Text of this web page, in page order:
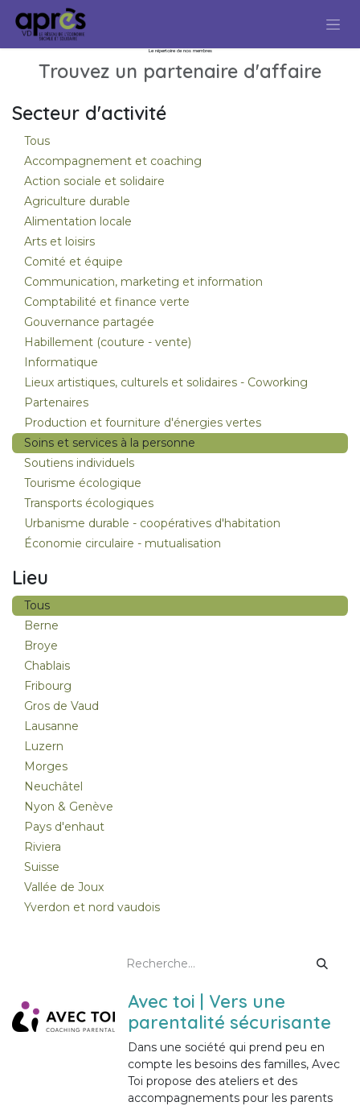
Se rendre au contenu
Le répertoire de nos membres
Trouvez un partenaire d'affaire
Secteur d'activité
Tous
Accompagnement et coaching
Action sociale et solidaire
Agriculture durable
Alimentation locale
Arts et loisirs
Comité et équipe
Communication, marketing et information
Comptabilité et finance verte
Gouvernance partagée
Habillement (couture - vente)
Informatique
Lieux artistiques, culturels et solidaires - Coworking
Partenaires
Production et fourniture d'énergies vertes
Soins et services à la personne
Soutiens individuels
Tourisme écologique
Transports écologiques
Urbanisme durable - coopératives d'habitation
Économie circulaire - mutualisation
Lieu
Tous
Berne
Broye
Chablais
Fribourg
Gros de Vaud
Lausanne
Luzern
Morges
Neuchâtel
Nyon & Genève
Pays d'enhaut
Riviera
Suisse
Vallée de Joux
Yverdon et nord vaudois
Avec toi | Vers une
parentalité sécurisante
Dans une société qui prend peu en
compte les besoins des familles, Avec
Toi propose des ateliers et des
accompagnements pour les parents